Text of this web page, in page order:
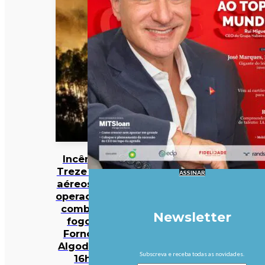
Incêndios:
Treze meios
aéreos e 301
operacionais
combatem
fogo em
Fornos de
Algodres às
16h50
ASSINAR
Newsletter
Subscreva e receba todas as novidades.